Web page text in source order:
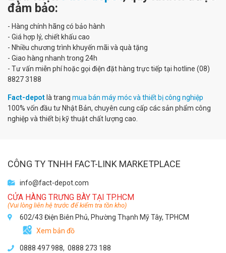
đảm bảo:
- Hàng chính hãng có bảo hành
- Giá hợp lý, chiết khấu cao
- Nhiều chương trình khuyến mãi và quà tặng
- Giao hàng nhanh trong 24h
- Tư vấn miễn phí hoặc gọi điện đặt hàng trực tiếp tại hotline (08)
8827 3188
Fact-depot là trang mua bán máy móc và thiết bị công nghiệp
100% vốn đầu tư Nhật Bản, chuyên cung cấp các sản phẩm công
nghiệp và thiết bị kỹ thuật chất lượng cao.
CÔNG TY TNHH FACT-LINK MARKETPLACE
info@fact-depot.com
CỬA HÀNG TRƯNG BÀY TẠI TP.HCM
(Vui lòng liên hệ trước để kiểm tra tồn kho)
602/43 Điện Biên Phủ, Phường Thạnh Mỹ Tây, TPHCM
Xem bản đồ
0888 497 988, 0888 273 188